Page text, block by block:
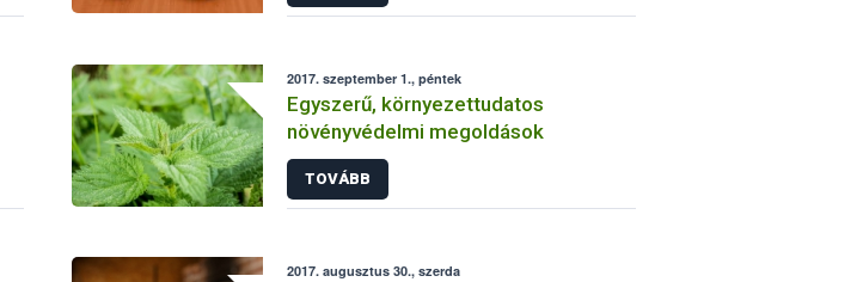
2017. szeptember 1., péntek
Egyszerű, környezettudatos
növényvédelmi megoldások
TOVÁBB
2017. augusztus 30., szerda